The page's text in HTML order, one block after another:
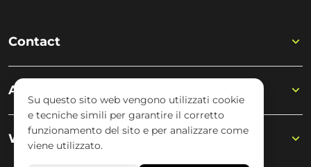
Contact
Academy
Wisseloord
Su questo sito web vengono utilizzati cookie
e tecniche simili per garantire il corretto
funzionamento del sito e per analizzare come
viene utilizzato.